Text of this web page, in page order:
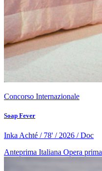
Concorso Internazionale
Soap Fever
Inka Achté / 78' / 2026 / Doc
Anteprima Italiana Opera prima